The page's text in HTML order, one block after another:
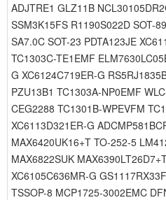
ADJTRE1 GLZ11B
SSM3K15FS R1190S022D SOT-
SA7.0C SOT-23 PDTA123JE
TC1303C-TE1EMF
G XC6124C719ER-G
PZU13B1 TC1303A-NP0EMF
CEG2288 TC1301B-WPEVFM
XC6113D321ER-G
MAX6420UK16+T TO-252-5
MAX6822SUK
XC6105C636MR-G
TSSOP-8 MCP1725-3002EMC